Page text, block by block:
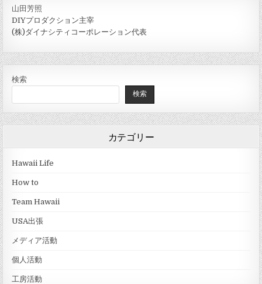
山田芳照
DIYプロダクション主宰
(株)ダイナシティコーポレーション代表
検索
検索
カテゴリー
Hawaii Life
How to
Team Hawaii
USA出張
メディア活動
個人活動
工房活動